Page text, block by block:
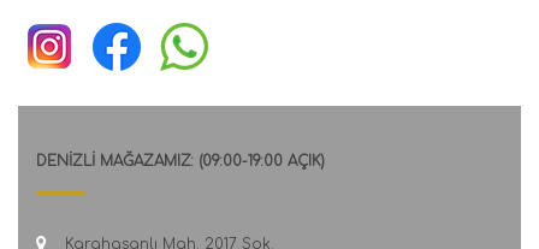
DENİZLİ MAĞAZAMIZ: (09:00-19:00 AÇIK)
Karahasanlı Mah. 2017 Sok.